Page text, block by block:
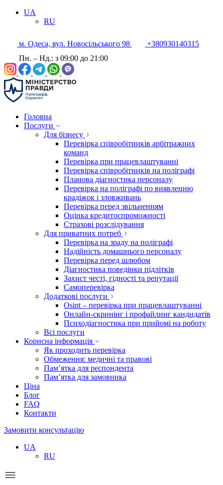
UA
RU
м. Одеса, вул. Новосільського 98
+380930140315
Пн. – Нд.: з 09:00 до 21:00
Головна
Послуги
Для бізнесу
Перевірка співробітників арбітражних
команд
Перевірка при працевлаштуванні
Перевірка співробітників на поліграфі
Планова діагностика персоналу
Перевірка на поліграфі по виявленню
крадіжок і зловживань
Перевірка перед звільненням
Оцінка кредитоспроможності
Страхові розслідування
Для приватних потреб
Перевірка на зраду на поліграфі
Надійність домашнього персоналу
Перевірка перед шлюбом
Діагностика поведінки підлітків
Захист честі, гідності та репутації
Самоперевірка
Додаткові послуги
Osint – перевірка при працевлаштуванні
Онлайн-скринінг і профайлинг кандидатів
Психодіагностика при прийомі на роботу
Всі послуги
Корисна інформація
Як проходить перевірка
Обмеження: медичні та правові
Пам’ятка для респондента
Пам’ятка для замовника
Ціна
Блог
FAQ
Контакти
Замовити консультацію
UA
RU